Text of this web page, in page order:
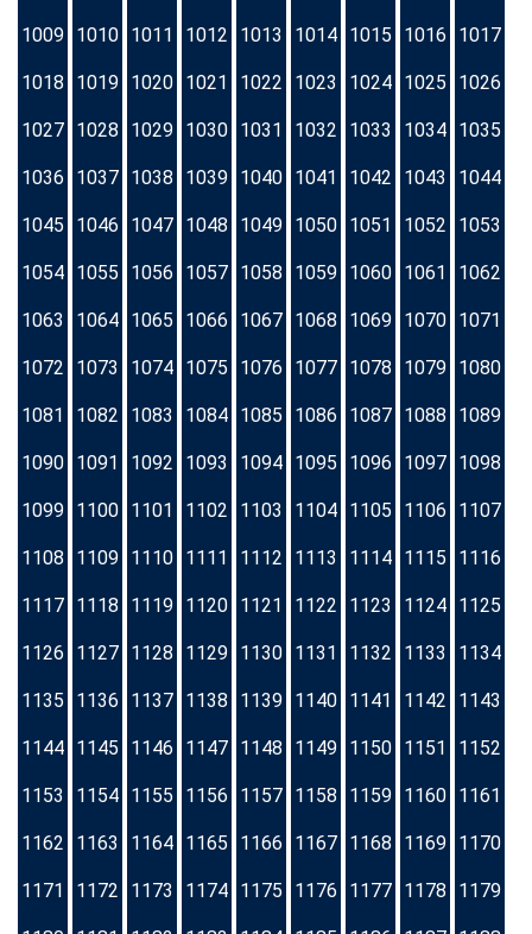
1009 1010 1011 1012 1013 1014 1015 1016 1017
1018 1019 1020 1021 1022 1023 1024 1025 1026
1027 1028 1029 1030 1031 1032 1033 1034 1035
1036 1037 1038 1039 1040 1041 1042 1043 1044
1045 1046 1047 1048 1049 1050 1051 1052 1053
1054 1055 1056 1057 1058 1059 1060 1061 1062
1063 1064 1065 1066 1067 1068 1069 1070 1071
1072 1073 1074 1075 1076 1077 1078 1079 1080
1081 1082 1083 1084 1085 1086 1087 1088 1089
1090 1091 1092 1093 1094 1095 1096 1097 1098
1099 1100 1101 1102 1103 1104 1105 1106 1107
1108 1109 1110 1111 1112 1113 1114 1115 1116
1117 1118 1119 1120 1121 1122 1123 1124 1125
1126 1127 1128 1129 1130 1131 1132 1133 1134
1135 1136 1137 1138 1139 1140 1141 1142 1143
1144 1145 1146 1147 1148 1149 1150 1151 1152
1153 1154 1155 1156 1157 1158 1159 1160 1161
1162 1163 1164 1165 1166 1167 1168 1169 1170
1171 1172 1173 1174 1175 1176 1177 1178 1179